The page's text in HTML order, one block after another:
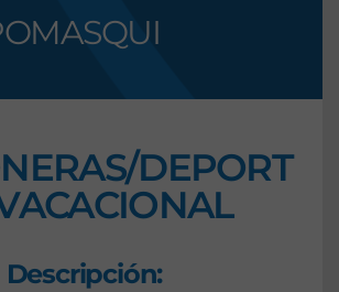
DEPORT
Descripción: